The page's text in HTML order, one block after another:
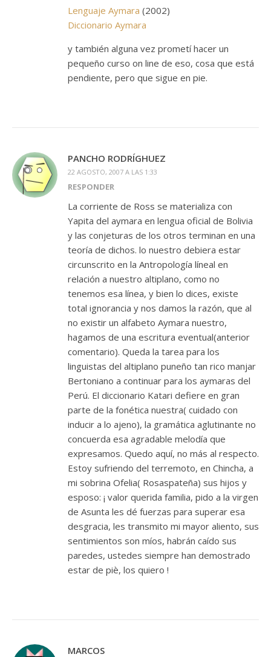
Lenguaje Aymara (2002)
Diccionario Aymara
y también alguna vez prometí hacer un
pequeño curso on line de eso, cosa que está
pendiente, pero que sigue en pie.
PANCHO RODRÍGHUEZ
22 AGOSTO, 2007 A LAS 1:33
RESPONDER
La corriente de Ross se materializa con
Yapita del aymara en lengua oficial de Bolivia
y las conjeturas de los otros terminan en una
teoría de dichos. lo nuestro debiera estar
circunscrito en la Antropología líneal en
relación a nuestro altiplano, como no
tenemos esa línea, y bien lo dices, existe
total ignorancia y nos damos la razón, que al
no existir un alfabeto Aymara nuestro,
hagamos de una escritura eventual(anterior
comentario). Queda la tarea para los
linguistas del altiplano puneño tan rico manjar
Bertoniano a continuar para los aymaras del
Perú. El diccionario Katari defiere en gran
parte de la fonética nuestra( cuidado con
inducir a lo ajeno), la gramática aglutinante no
concuerda esa agradable melodía que
expresamos. Quedo aquí, no más al respecto.
Estoy sufriendo del terremoto, en Chincha, a
mi sobrina Ofelia( Rosaspateña) sus hijos y
esposo: ¡ valor querida familia, pido a la virgen
de Asunta les dé fuerzas para superar esa
desgracia, les transmito mi mayor aliento, sus
sentimientos son míos, habrán caído sus
paredes, ustedes siempre han demostrado
estar de piè, los quiero !
MARCOS